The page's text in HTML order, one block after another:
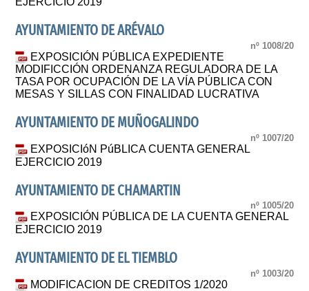
AYUNTAMIENTO DE ARÉVALO
nº 1008/20
EXPOSICIÓN PÚBLICA EXPEDIENTE
MODIFICCIÓN ORDENANZA REGULADORA DE LA
TASA POR OCUPACIÓN DE LA VÍA PÚBLICA CON
MESAS Y SILLAS CON FINALIDAD LUCRATIVA
AYUNTAMIENTO DE MUÑOGALINDO
nº 1007/20
EXPOSICIóN PúBLICA CUENTA GENERAL
EJERCICIO 2019
AYUNTAMIENTO DE CHAMARTIN
nº 1005/20
EXPOSICIÓN PÚBLICA DE LA CUENTA GENERAL
EJERCICIO 2019
AYUNTAMIENTO DE EL TIEMBLO
nº 1003/20
MODIFICACION DE CREDITOS 1/2020